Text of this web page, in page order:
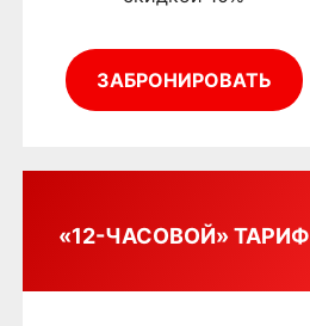
ЗАБРОНИРОВАТЬ
«12-ЧАСОВОЙ» ТАРИФ